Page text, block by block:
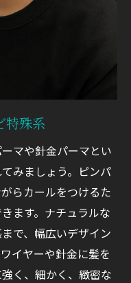
特殊系
マや針金パーマとい
みましょう。ピンパ
らカールをつけるた
ます。ナチュラルな
で、幅広いデザイン
イヤーや針金に髪を
く、細かく、緻密な